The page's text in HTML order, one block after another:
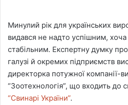
o
w
o
n
X
d
a
n
e
m
a
i
Минулий рік для українських
видався не надто успішним, хоча
стабільним. Експертну думку
галузі й окремих підприємств
директорка потужної компанії-
“Зоотехнологія”, що входить до
“Свинарі України”.